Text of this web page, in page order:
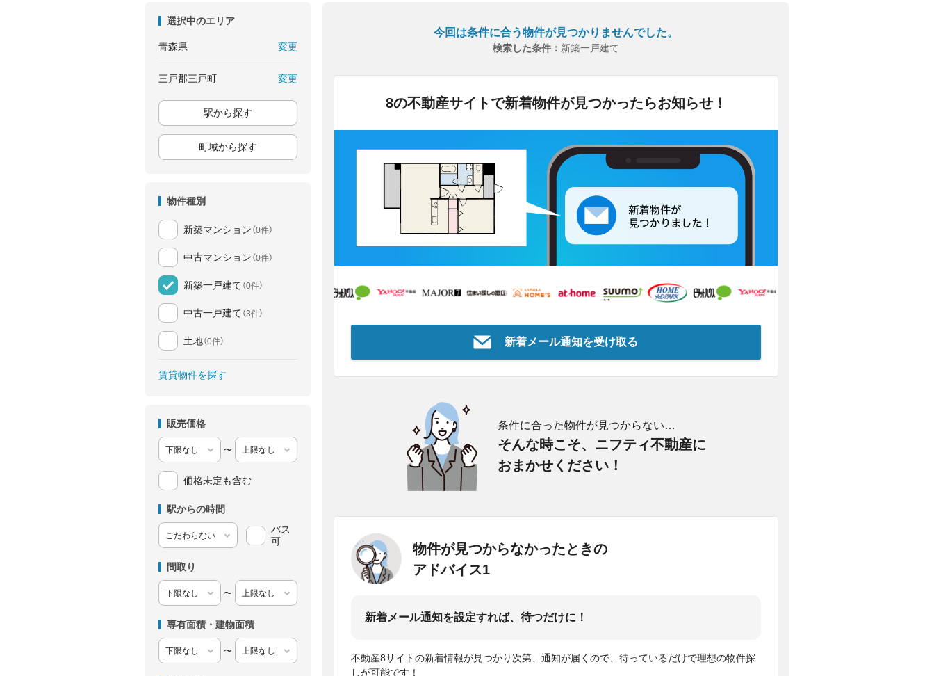
選択中のエリア
青森県 変更
三戸郡三戸町 変更
駅から探す
町域から探す
物件種別
新築マンション （0件）
中古マンション （0件）
新築一戸建て （0件）
中古一戸建て （3件）
土地（0件）
賃貸物件を探す
販売価格
〜
価格未定も含む
駅からの時間
バス
可
間取り
〜
専有面積・建物面積
〜
今回は条件に合う物件が見つかりませんでした。
検索した条件： 新築一戸建て
8の不動産サイトで新着物件が見つかったらお知らせ！
新着メール通知を受け取る
条件に合った物件が見つからない…
そんな時こそ、ニフティ不動産に
おまかせください！
物件が見つからなかったときの
アドバイス1
新着メール通知を設定すれば、待つだけに！
不動産8サイトの新着情報が見つかり次第、通知が届くので、待っているだけで理想の物件探
しが可能です！